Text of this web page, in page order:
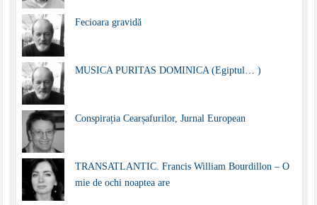
Fecioara gravidă
MUSICA PURITAS DOMINICA (Egiptul… )
Conspirația Cearșafurilor, Jurnal European
TRANSATLANTIC. Francis William Bourdillon – O
mie de ochi noaptea are